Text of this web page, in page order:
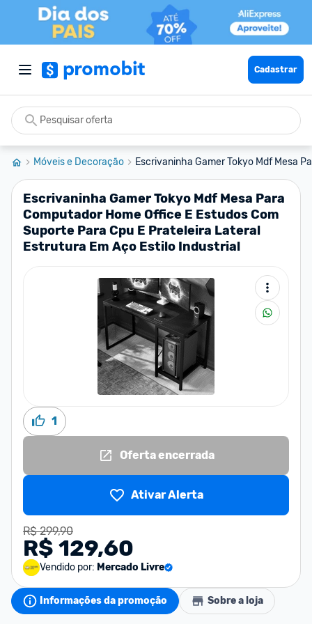
Cadastrar
Móveis e Decoração Escrivaninha Gamer Tokyo Mdf Mesa
Escrivaninha Gamer Tokyo Mdf Mesa Para
Computador Home Office E Estudos Com
Suporte Para Cpu E Prateleira Lateral
Estrutura Em Aço Estilo Industrial
1
Oferta encerrada
Ativar Alerta
R$ 299,90
R$ 129,60
Vendido por: Mercado Livre
Informações da promoção Sobre a loja